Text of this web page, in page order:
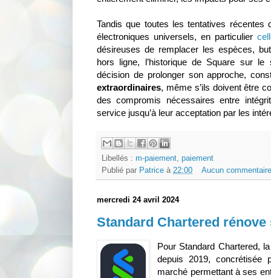
Tandis que toutes les tentatives récentes
électroniques universels, en particulier
désireuses de remplacer les espèces,
hors ligne, l’historique de Square sur
décision de prolonger son approche,
extraordinaires, même s’ils doivent être
des compromis nécessaires entre
service jusqu’à leur acceptation par les
Libellés : m-paiement, paiement
Publié par Patrice à 22:00 Aucun
mercredi 24 avril 2024
Standard Chartered
Pour Standard Chartered,
depuis 2019,
marché permettant à ses